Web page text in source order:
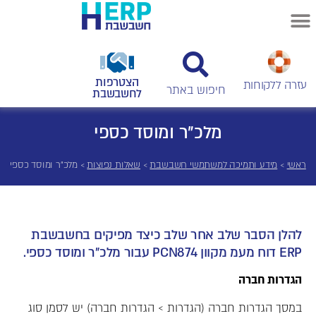
עזרה ללקוחות הצטרפות
לחשבשבת
מלכ"ר ומוסד כספי
ראשי > מידע ותמיכה למשתמשי חשבשבת> שאלות נפוצות>מלכ"ר ומוסד כספי
להלן הסבר שלב אחר שלב כיצד מפיקים בחשבשבת
ERP דוח מעמ מקוון PCN874 עבור מלכ"ר ומוסד כספי.
הגדרות חברה
במסך הגדרות חברה (הגדרות > הגדרות חברה) יש לסמן סוג